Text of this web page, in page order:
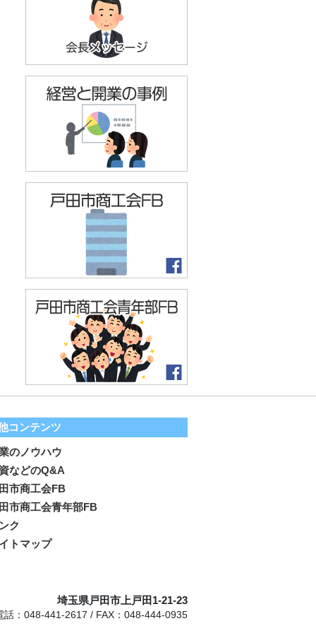
コンテンツ
のノウハウ
などのQ&A
市商工会FB
市商工会青年部FB
ク
トマップ
埼玉県戸田市上戸田1-21-23
話：048-441-2617 / FAX：048-444-0935